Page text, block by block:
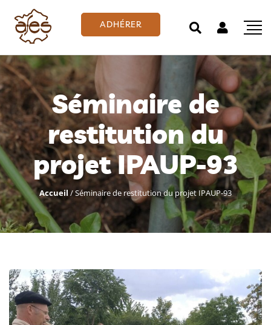
ADHÉRER
Séminaire de
restitution du
projet IPAUP-93
Accueil /Séminaire de restitution du projet IPAUP-93